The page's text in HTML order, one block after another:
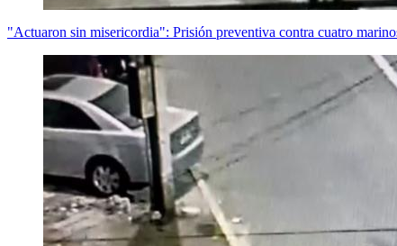
"Actuaron sin misericordia": Prisión preventiva contra cuatro